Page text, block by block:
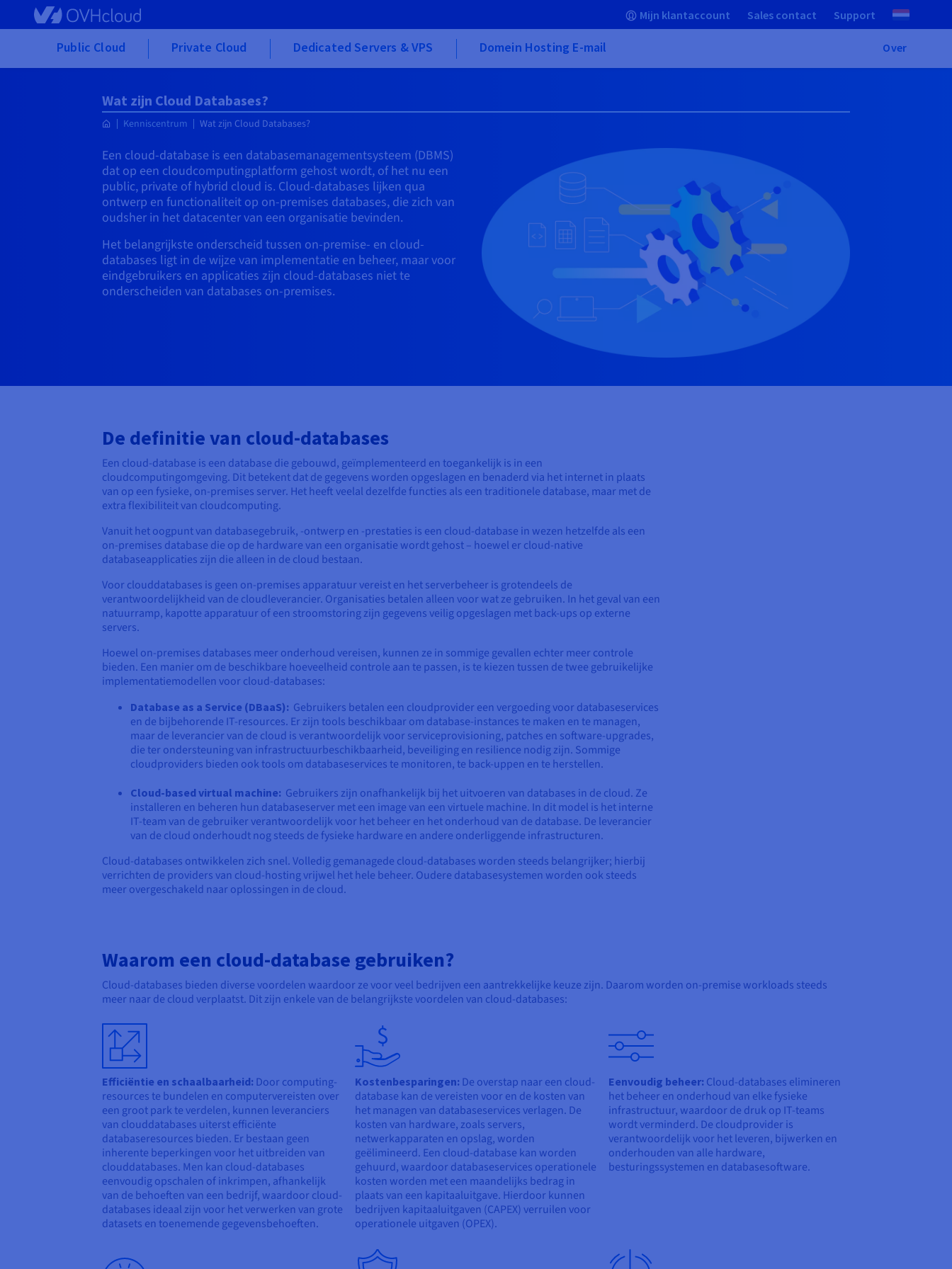
Skip to main content Mijn klantaccount Sales contact Support
Public Cloud Private Cloud Dedicated Servers & VPS Domein Hosting E-mail Over
Wat zijn Cloud Databases?
Kenniscentrum Wat zijn Cloud Databases?
Een cloud-database is een databasemanagementsysteem (DBMS)
dat op een cloudcomputingplatform gehost wordt, of het nu een
public, private of hybrid cloud is. Cloud-databases lijken qua
ontwerp en functionaliteit op on-premises databases, die zich van
oudsher in het datacenter van een organisatie bevinden.
Het belangrijkste onderscheid tussen on-premise- en cloud-
databases ligt in de wijze van implementatie en beheer, maar voor
eindgebruikers en applicaties zijn cloud-databases niet te
onderscheiden van databases on-premises.
De definitie van cloud-databases
Een cloud-database is een database die gebouwd, geïmplementeerd en toegankelijk is in een
cloudcomputingomgeving. Dit betekent dat de gegevens worden opgeslagen en benaderd via het internet in plaats
van op een fysieke, on-premises server. Het heeft veelal dezelfde functies als een traditionele database, maar met de
extra flexibiliteit van cloudcomputing.
Vanuit het oogpunt van databasegebruik, -ontwerp en -prestaties is een cloud-database in wezen hetzelfde als een
on-premises database die op de hardware van een organisatie wordt gehost – hoewel er cloud-native
databaseapplicaties zijn die alleen in de cloud bestaan.
Voor clouddatabases is geen on-premises apparatuur vereist en het serverbeheer is grotendeels de
verantwoordelijkheid van de cloudleverancier. Organisaties betalen alleen voor wat ze gebruiken. In het geval van een
natuurramp, kapotte apparatuur of een stroomstoring zijn gegevens veilig opgeslagen met back-ups op externe
servers.
Hoewel on-premises databases meer onderhoud vereisen, kunnen ze in sommige gevallen echter meer controle
bieden. Een manier om de beschikbare hoeveelheid controle aan te passen, is te kiezen tussen de twee gebruikelijke
implementatiemodellen voor cloud-databases:
Database as a Service (DBaaS): Gebruikers betalen een cloudprovider een vergoeding voor databaseservices
en de bijbehorende IT-resources. Er zijn tools beschikbaar om database-instances te maken en te managen,
maar de leverancier van de cloud is verantwoordelijk voor serviceprovisioning, patches en software-upgrades,
die ter ondersteuning van infrastructuurbeschikbaarheid, beveiliging en resilience nodig zijn. Sommige
cloudproviders bieden ook tools om databaseservices te monitoren, te back-uppen en te herstellen.
Cloud-based virtual machine: Gebruikers zijn onafhankelijk bij het uitvoeren van databases in de cloud. Ze
installeren en beheren hun databaseserver met een image van een virtuele machine. In dit model is het interne
IT-team van de gebruiker verantwoordelijk voor het beheer en het onderhoud van de database. De leverancier
van de cloud onderhoudt nog steeds de fysieke hardware en andere onderliggende infrastructuren.
Cloud-databases ontwikkelen zich snel. Volledig gemanagede cloud-databases worden steeds belangrijker; hierbij
verrichten de providers van cloud-hosting vrijwel het hele beheer. Oudere databasesystemen worden ook steeds
meer overgeschakeld naar oplossingen in de cloud.
Waarom een cloud-database gebruiken?
Cloud-databases bieden diverse voordelen waardoor ze voor veel bedrijven een aantrekkelijke keuze zijn. Daarom worden on-premise workloads steeds
meer naar de cloud verplaatst. Dit zijn enkele van de belangrijkste voordelen van cloud-databases:
Efficiëntie en schaalbaarheid: Door computing-
resources te bundelen en computervereisten over
een groot park te verdelen, kunnen leveranciers
van clouddatabases uiterst efficiënte
databaseresources bieden. Er bestaan geen
inherente beperkingen voor het uitbreiden van
clouddatabases. Men kan cloud-databases
eenvoudig opschalen of inkrimpen, afhankelijk
van de behoeften van een bedrijf, waardoor cloud-
databases ideaal zijn voor het verwerken van grote
datasets en toenemende gegevensbehoeften.
Kostenbesparingen: De overstap naar een cloud-
database kan de vereisten voor en de kosten van
het managen van databaseservices verlagen. De
kosten van hardware, zoals servers,
netwerkapparaten en opslag, worden
geëlimineerd. Een cloud-database kan worden
gehuurd, waardoor databaseservices operationele
kosten worden met een maandelijks bedrag in
plaats van een kapitaaluitgave. Hierdoor kunnen
bedrijven kapitaaluitgaven (CAPEX) verruilen voor
operationele uitgaven (OPEX).
Eenvoudig beheer: Cloud-databases elimineren
het beheer en onderhoud van elke fysieke
infrastructuur, waardoor de druk op IT-teams
wordt verminderd. De cloudprovider is
verantwoordelijk voor het leveren, bijwerken en
onderhouden van alle hardware,
besturingssystemen en databasesoftware.